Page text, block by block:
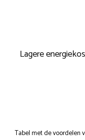
Lagere
Tabel met de voordelen